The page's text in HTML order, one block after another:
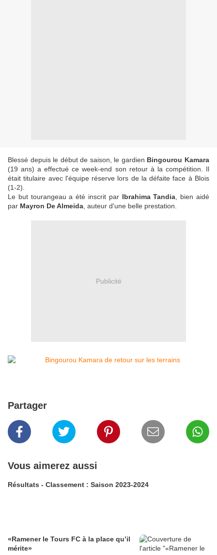
Blessé depuis le début de saison, le gardien Bingourou Kamara
(19 ans) a effectué ce week-end son retour à la compétition. Il
était titulaire avec l'équipe réserve lors de la défaite face à Blois
(1-2).
Le but tourangeau a été inscrit par Ibrahima Tandia , bien aidé
par Mayron De Almeida , auteur d'une belle prestation.
Publicité
Partager
Vous aimerez aussi
Résultats - Classement : Saison 2023-2024
«Ramener le Tours FC à la place qu’il
mérite»